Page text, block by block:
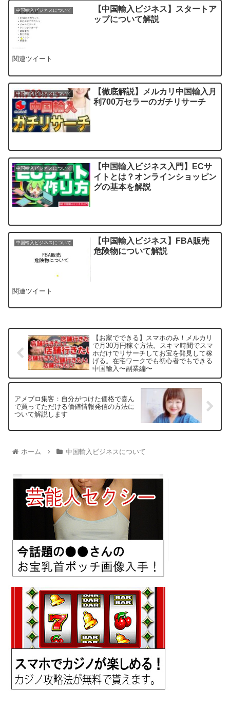
中国輸入ビジネスについて
【中国輸入ビジネス】スタートア
ップについて解説
関連ツイート
中国輸入ビジネスについて
【徹底解説】メルカリ中国輸入月
利700万セラーのガチリサーチ
中国輸入ビジネスについて
【中国輸入ビジネス入門】ECサ
イトとは？オンラインショッピン
グの基本を解説
中国輸入ビジネスについて
【中国輸入ビジネス】FBA販売
危険物について解説
関連ツイート
【お家でできる】スマホのみ！メルカリ
で月30万円稼ぐ方法。スキマ時間でスマ
ホだけでリサーチしてお宝を発見して稼
げる。在宅ワークでも初心者でもできる
中国輸入〜副業編〜
アメブロ集客：自分がつけた価格で喜ん
で買ってただける価値情報発信の方法に
ついて解説します
ホーム 中国輸入ビジネスについて